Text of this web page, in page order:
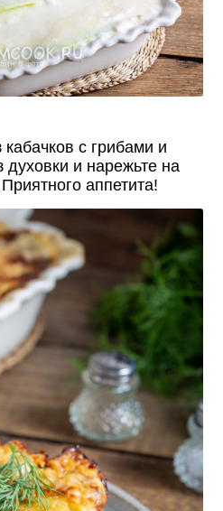
кабачков с грибами и
и нарежьте на
аппетита!